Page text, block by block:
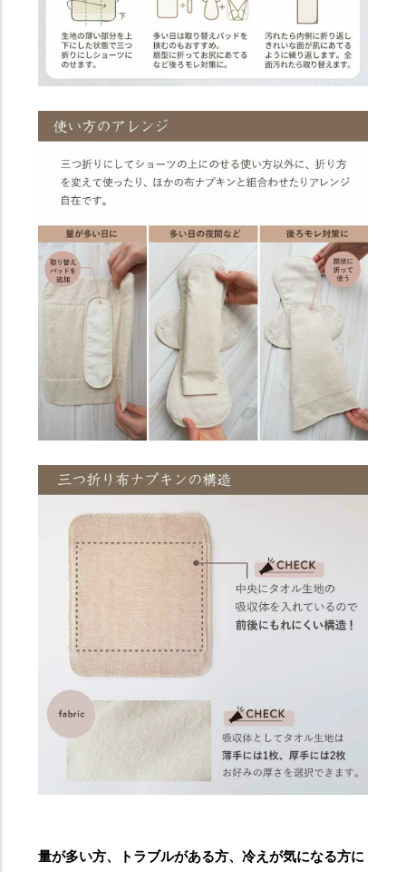
量が多い方、トラブルがある方、冷えが気になる方に